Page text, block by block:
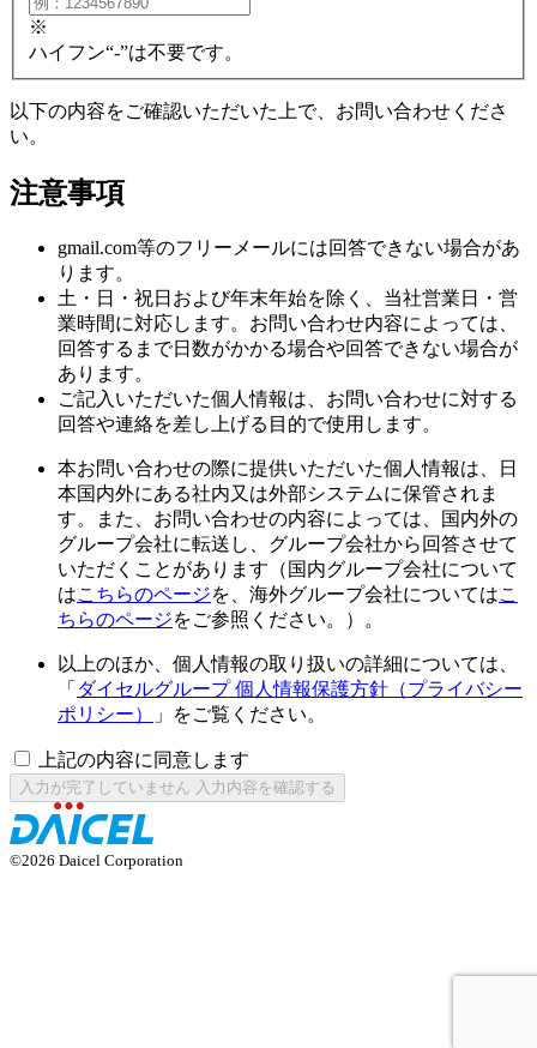
※
ハイフン“-”は不要です。
以下の内容をご確認いただいた上で、お問い合わせくださ
い。
注意事項
gmail.com等のフリーメールには回答できない場合があ
ります。
土・日・祝日および年末年始を除く、当社営業日・営
業時間に対応します。お問い合わせ内容によっては、
回答するまで日数がかかる場合や回答できない場合が
あります。
ご記入いただいた個人情報は、お問い合わせに対する
回答や連絡を差し上げる目的で使用します。
本お問い合わせの際に提供いただいた個人情報は、日
本国内外にある社内又は外部システムに保管されま
す。また、お問い合わせの内容によっては、国内外の
グループ会社に転送し、グループ会社から回答させて
いただくことがあります（国内グループ会社について
はこちらのページを、海外グループ会社についてはこ
ちらのページをご参照ください。）。
以上のほか、個人情報の取り扱いの詳細については、
「 ダイセルグループ 個人情報保護方針（プライバシー
ポリシー）
」をご覧ください。
上記の内容に同意します
入力が完了していません 入力内容を確認する
©2026 Daicel Corporation